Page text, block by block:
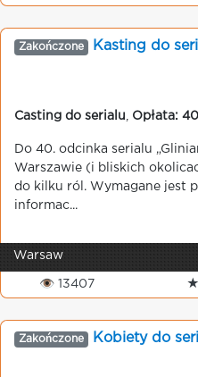
Zakończone Kasting do
Casting do serialu Opłata:
Do 40. odcinka serialu
Warszawie (i bliskich
do kilku ról. Wymagane jest
informac...
Warsaw
👁 13407
Zakończone Kobiety do